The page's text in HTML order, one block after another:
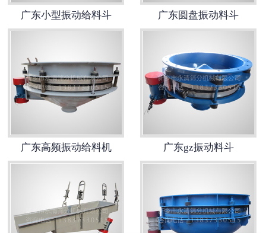
广东小型振动给料斗 广东圆盘振动料斗
广东高频振动给料机 广东gz振动料斗